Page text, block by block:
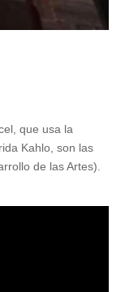
que usa la
Kahlo, son las
de las Artes).